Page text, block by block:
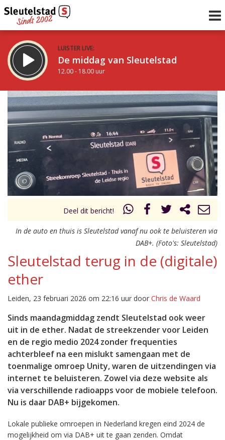
LUISTER LIVE:
De middag van Sleutelstad
12.00 - 18.00 uur
STRAKS:
De avond van Sleutelstad
18.00 - 19.00 uur
Vorig uur
uur 1 van 0 Volgend uur
Deel dit bericht!
In de auto en thuis is Sleutelstad vanaf nu ook te beluisteren via
DAB+. (Foto's: Sleutelstad)
Sleutelstad terug in de (digitale)
ether
Leiden, 23 februari 2026 om 22:16 uur door Chris de Waard
Sinds maandagmiddag zendt Sleutelstad ook weer
uit in de ether. Nadat de streekzender voor Leiden
en de regio medio 2024 zonder frequenties
achterbleef na een mislukt samengaan met de
toenmalige omroep Unity, waren de uitzendingen via
internet te beluisteren. Zowel via deze website als
via verschillende radioapps voor de mobiele telefoon.
Nu is daar DAB+ bijgekomen.
Lokale publieke omroepen in Nederland kregen eind 2024 de
mogelijkheid om via DAB+ uit te gaan zenden. Omdat